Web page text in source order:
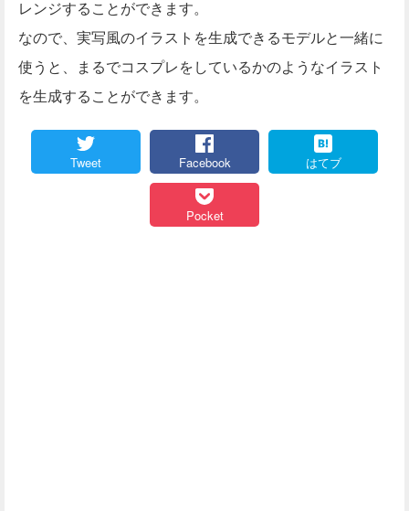
レンジすることができます。
なので、実写風のイラストを生成できるモデルと一緒に
使うと、まるでコスプレをしているかのようなイラスト
を生成することができます。
Tweet Facebook はてブ
Pocket